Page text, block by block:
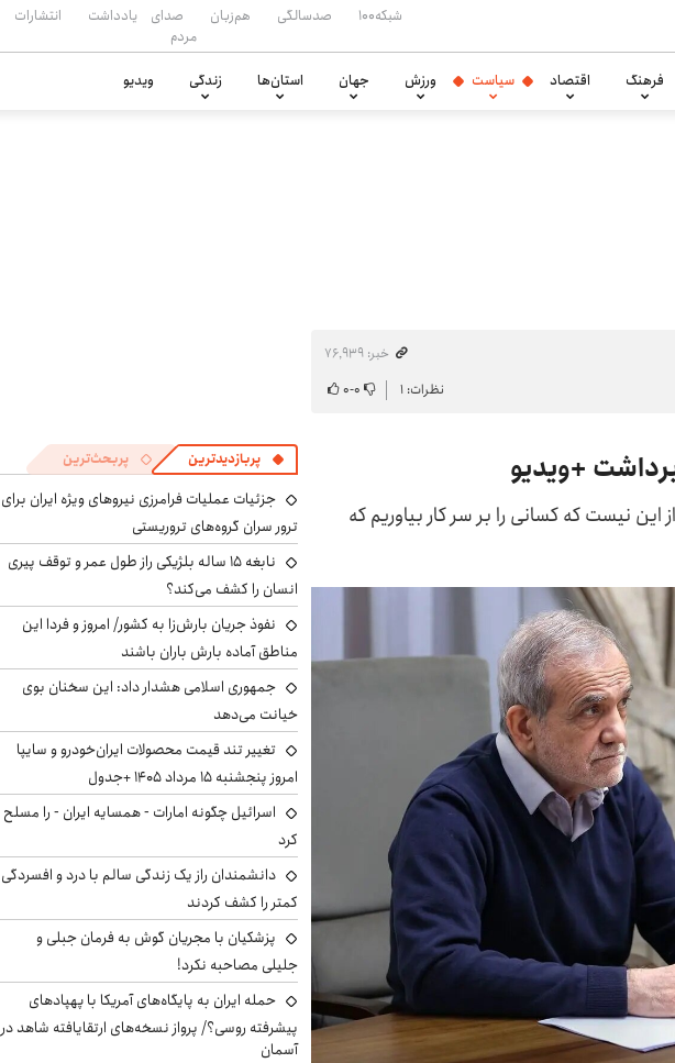
شبکه۱۰۰ صدسالگی هم‌زبان
صدای
مردم
یادداشت انتشارات
فرهنگ اقتصاد سیاست ورزش جهان استان‌ها زندگی ویدیو
خبر: ۷۶٬۹۳۹
نظرات: ۱ ۰-۰
+ویدیو
این نیست که کسانی را بر سر کار بیاوریم که
پربازدیدترین پربحث‌ترین
جزئیات عملیات فرامرزی نیروهای ویژه ایران برای
ترور سران گروه‌های تروریستی
نابغه ۱۵ ساله بلژیکی راز طول عمر و توقف پیری
انسان را کشف می‌کند؟
نفوذ جریان بارش‌زا به کشور/ امروز و فردا این
مناطق آماده بارش باران باشند
جمهوری اسلامی هشدار داد: این سخنان بوی
خیانت می‌دهد
تغییر تند قیمت محصولات ایران‌خودرو و سایپا
امروز پنجشنبه ۱۵ مرداد ۱۴۰۵ +جدول
اسرائیل چگونه امارات - همسایه ایران - را مسلح
کرد
دانشمندان راز یک زندگی سالم با درد و افسردگی
کمتر را کشف کردند
پزشکیان با مجریان گوش به فرمان جبلی و
جلیلی مصاحبه نکرد!
حمله ایران به پایگاه‌های آمریکا با پهپادهای
پیشرفته روسی؟/ پرواز نسخه‌های ارتقایافته شاهد در
آسمان